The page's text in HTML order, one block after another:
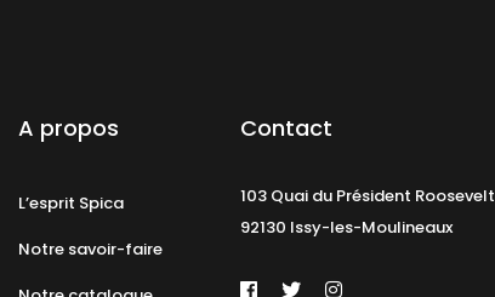
A propos
L’esprit Spica
Notre savoir-faire
Contact
103 Quai du Président Roosevelt
92130 Issy-les-Moulineaux